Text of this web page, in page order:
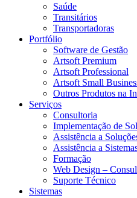
Saúde
Transitários
Transportadoras
Portfólio
Software de Gestão
Artsoft Premium
Artsoft Professional
Artsoft Small
Outros Produtos na
Serviços
Consultoria
Implementação de
Assistência a
Assistência a
Formação
Web Design –
Suporte Técnico
Sistemas